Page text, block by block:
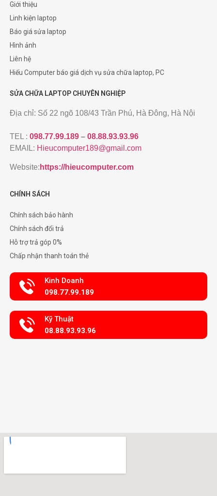
Giới thiệu
Linh kiện laptop
Báo giá sửa laptop
Hình ảnh
Liên hệ
Hiếu Computer báo giá dịch vụ sửa chữa laptop, PC
SỬA CHỮA LAPTOP CHUYÊN NGHIỆP
Địa chỉ: Số 22 ngõ 108/43 Trần Phú, Hà Đông, Hà Nội
TEL : 098.77.99.189 – 08.88.93.93.96
EMAIL: Hieucomputer189@gmail.com
Website: https://hieucomputer.com
CHÍNH SÁCH
Chính sách bảo hành
Chính sách đổi trả
Hỗ trợ trả góp 0%
Chấp nhận thanh toán thẻ
Kinh Doanh
098.77.99.189
Kỹ Thuật
08.88.93.93.96